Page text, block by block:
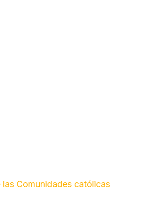
Comunidades católicas